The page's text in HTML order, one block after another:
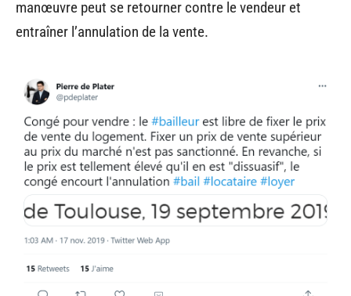
manœuvre peut se retourner contre le vendeur et
entraîner l’annulation de la vente.